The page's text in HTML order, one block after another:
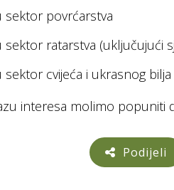
sektor povrćarstva
sektor ratarstva (uključujući
sektor cvijeća i ukrasnog bilja
interesa molimo popuniti
Podijeli